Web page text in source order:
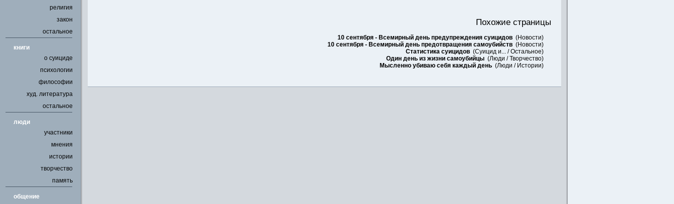
религия
закон
остальное
книги
о суициде
психологии
философии
худ. литература
остальное
люди
участники
мнения
истории
творчество
память
общение
Похожие страницы
10 сентября - Всемирный день предупреждения суицидов (Новости)
10 сентября - Всемирный день предотвращения самоубийств (Новости)
Статистика суицидов (Суицид и... /Остальное)
Один день из жизни самоубийцы (Люди /Творчество)
Мысленно убиваю себя каждый день (Люди / Истории)